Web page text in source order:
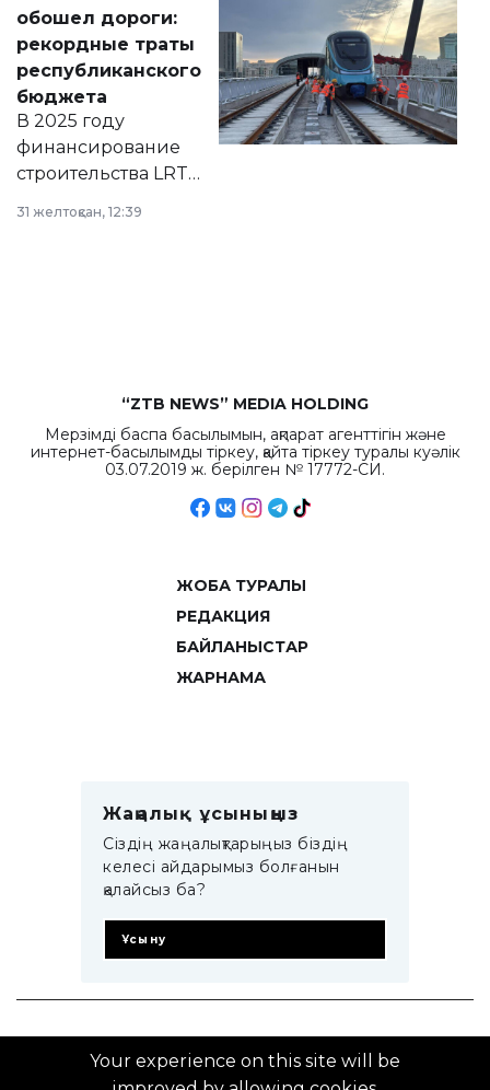
появился в базе
нормативных
правовых актов и
на сайте маслихат
города.
обошел дороги:
рекордные траты
республиканского
бюджета
В 2025 году
финансирование
строительства LRT
республиканского
31 желтоқсан, 12:39
“ZTB NEWS” MEDIA HOLDING
Мерзімді баспа басылымын, ақпарат агенттігін және
интернет-басылымды тіркеу, қайта тіркеу туралы куәлік
03.07.2019 ж. берілген № 17772-СИ.
ЖОБА ТУРАЛЫ
РЕДАКЦИЯ
БАЙЛАНЫСТАР
ЖАРНАМА
Жаңалық ұсыныңыз
Сіздің жаңалықтарыңыз біздің
келесі айдарымыз болғанын
қалайсыз ба?
Ұсыну
© 2014–2025 ZTB.KZ
Your experience on this site will be